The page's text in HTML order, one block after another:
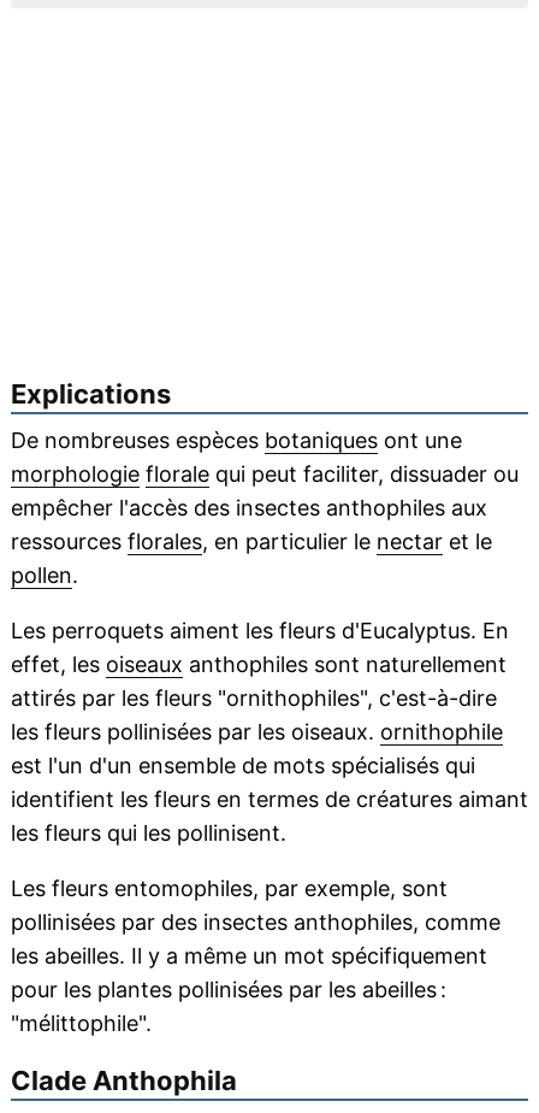
Explications
De nombreuses espèces botaniquesont une
morphologie floralequi peut faciliter, dissuader ou
empêcher l'accès des insectes anthophiles aux
ressources florales, en particulier le nectaret le
pollen.
Les perroquets aiment les fleurs d'Eucalyptus. En
effet, les oiseaux anthophiles sont naturellement
attirés par les fleurs "ornithophiles", c'est-à-dire
les fleurs pollinisées par les oiseaux. ornithophile
est l'un d'un ensemble de mots spécialisés qui
identifient les fleurs en termes de créatures aimant
les fleurs qui les pollinisent.
Les fleurs entomophiles, par exemple, sont
pollinisées par des insectes anthophiles, comme
les abeilles. Il y a même un mot spécifiquement
pour les plantes pollinisées par les abeilles :
"mélittophile".
Clade Anthophila